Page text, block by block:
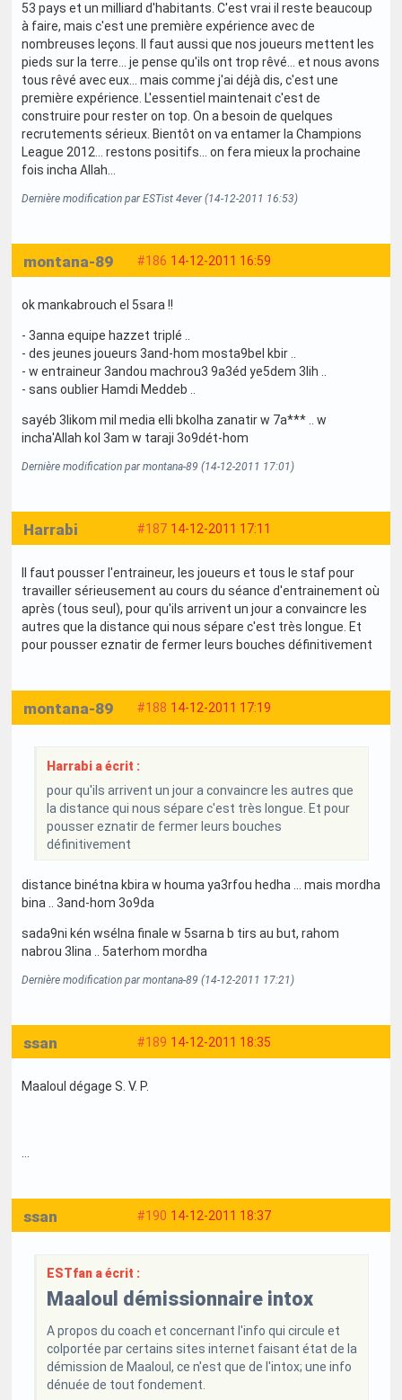
53 pays et un milliard d'habitants. C'est vrai il reste beaucoup
à faire, mais c'est une première expérience avec de
nombreuses leçons. Il faut aussi que nos joueurs mettent les
pieds sur la terre... je pense qu'ils ont trop rêvé... et nous avons
tous rêvé avec eux… mais comme j'ai déjà dis, c'est une
première expérience. L'essentiel maintenait c'est de
construire pour rester on top. On a besoin de quelques
recrutements sérieux. Bientôt on va entamer la Champions
League 2012… restons positifs… on fera mieux la prochaine
fois incha Allah…
Dernière modification par ESTist 4ever (14-12-2011 16:53)
#186 14-12-2011 16:59
montana-89
ok mankabrouch el 5sara !!
- 3anna equipe hazzet triplé ..
- des jeunes joueurs 3and-hom mosta9bel kbir ..
- w entraineur 3andou machrou3 9a3éd ye5dem 3lih ..
- sans oublier Hamdi Meddeb ..
sayéb 3likom mil media elli bkolha zanatir w 7a*** .. w
incha'Allah kol 3am w taraji 3o9dét-hom
Dernière modification par montana-89 (14-12-2011 17:01)
#187 14-12-2011 17:11
Harrabi
Il faut pousser l'entraineur, les joueurs et tous le staf pour
travailler sérieusement au cours du séance d'entrainement où
après (tous seul), pour qu'ils arrivent un jour a convaincre les
autres que la distance qui nous sépare c'est très longue. Et
pour pousser eznatir de fermer leurs bouches définitivement
#188 14-12-2011 17:19
montana-89
Harrabi a écrit :
pour qu'ils arrivent un jour a convaincre les autres que
la distance qui nous sépare c'est très longue. Et pour
pousser eznatir de fermer leurs bouches
définitivement
distance binétna kbira w houma ya3rfou hedha ... mais mordha
bina .. 3and-hom 3o9da
sada9ni kén wsélna finale w 5sarna b tirs au but, rahom
nabrou 3lina .. 5aterhom mordha
Dernière modification par montana-89 (14-12-2011 17:21)
#189 14-12-2011 18:35
ssan
Maaloul dégage S. V. P.
#190 14-12-2011 18:37
ssan
ESTfan a écrit :
Maaloul démissionnaire intox
A propos du coach et concernant l'info qui circule et
colportée par certains sites internet faisant état de la
démission de Maaloul, ce n'est que de l'intox; une info
dénuée de tout fondement.